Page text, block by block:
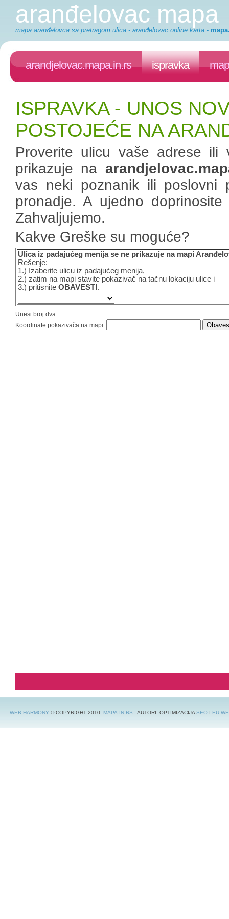
aranđelovac mapa
mapa aranđelovca sa pretragom ulica - aranđelovac online karta -
arandjelovac.mapa.in.rs ispravka
ISPRAVKA - UNOS
POSTOJEĆE NA
Proverite ulicu vaše adrese
prikazuje na
vas neki poznanik ili
pronadje. A ujedno
Zahvaljujemo.
Kakve Greške su moguće?
Ulica iz padajućeg menija se ne prikazuje na mapi
Rešenje:
1.) Izaberite ulicu iz padajućeg menija,
2.) zatim na mapi stavite pokazivač na tačnu lokaciju ulice i
3.) pritisnite OBAVESTI .
Unesi broj dva:
Koordinate pokazivača na mapi:
WEB HARMONY © COPYRIGHT 2010. MAPA.IN.RS - AUTORI: OPTIMIZACIJA SEO I EU